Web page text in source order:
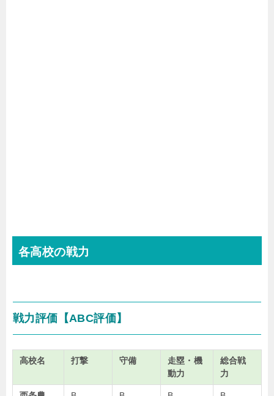
各高校の戦力
戦力評価【ABC評価】
高校名 打撃 守備
走塁・機
動力
総合戦
力